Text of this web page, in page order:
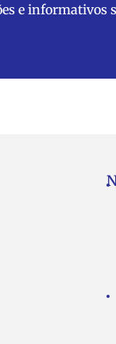
e informativos